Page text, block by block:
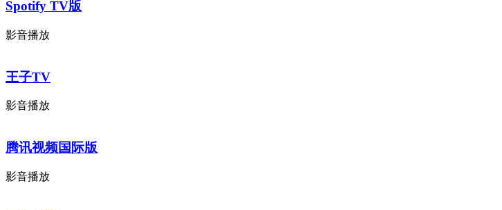
Spotify TV版
影音播放
王子TV
影音播放
腾讯视频国际版
影音播放